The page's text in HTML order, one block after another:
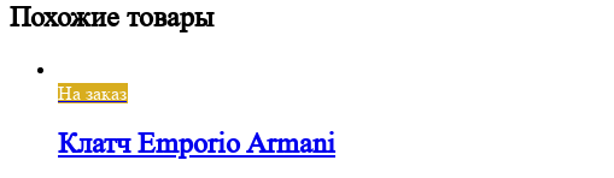
Похожие товары
На заказ
Клатч Emporio Armani